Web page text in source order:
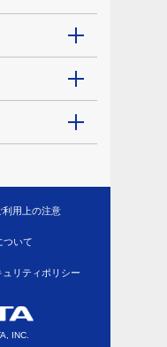
利用上の注意
ついて
ュリティポリシー
INC.